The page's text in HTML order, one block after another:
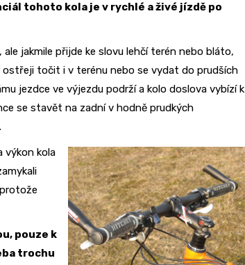
tohoto kola je v rychlé a živé jízdě po
jakmile přijde ke slovu lehčí terén nebo bláto,
ostřeji točit i v terénu nebo se vydat do prudších
jezdce ve výjezdu podrží a kolo doslova vybízí k
se stavět na zadní v hodně prudkých
výkon kola
pouze k
trochu